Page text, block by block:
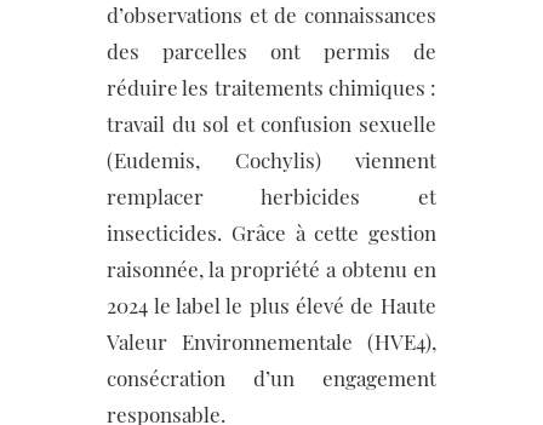
d’observations et de connaissances
des parcelles ont permis de
réduire les traitements chimiques :
travail du sol et confusion sexuelle
(Eudemis, Cochylis) viennent
remplacer herbicides et
insecticides. Grâce à cette gestion
raisonnée, la propriété a obtenu en
2024 le label le plus élevé de Haute
Valeur Environnementale (HVE4),
consécration d’un engagement
responsable.